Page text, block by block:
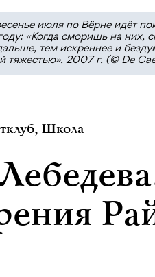
июля по Вёрне идёт
«Когда сморишь на них,
тем искреннее и
тяжестью». 2007 г. (© De
, Школа